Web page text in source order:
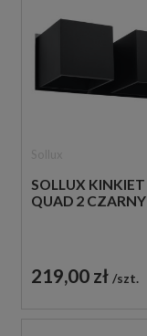
SOLLUX KINKIET
QUAD 2 CZARNY
219,00 zł szt.